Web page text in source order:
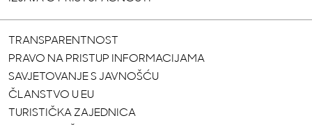
TRANSPARENTNOST
PRAVO NA PRISTUP INFORMACIJAMA
SAVJETOVANJE S JAVNOŠĆU
ČLANSTVO U EU
TURISTIČKA ZAJEDNICA